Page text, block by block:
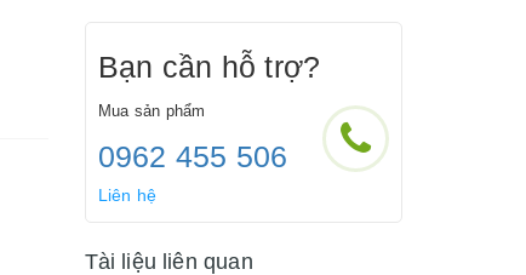
Bạn cần hỗ trợ?
Mua sản phẩm
0962 455 506
Liên hệ
Tài liệu liên quan